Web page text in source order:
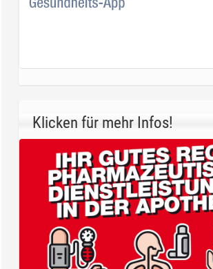
Klicken für mehr Infos!